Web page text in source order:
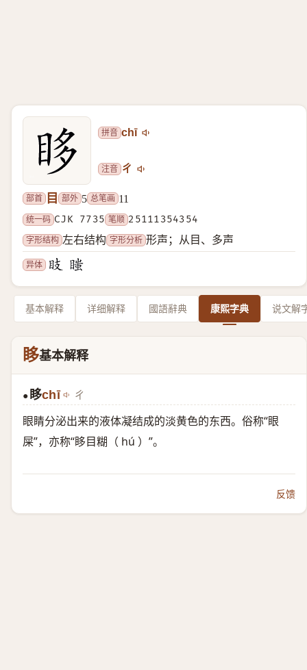
拼音 chī
注音 ㄔ
部首 目 部外 5 总笔画 11
统一码 CJK 7735 笔顺 25111354354
字形结构 左右结构 字形分析 形声；从目、多声
异体
基本解释 详细解释 國語辭典 康熙字典 说文解
眵基本解释
● 眵chī ㄔ
眼睛分泌出来的液体凝结成的淡黄色的东西。俗称“眼
屎”，亦称“眵目糊（ hú ）”。
反馈